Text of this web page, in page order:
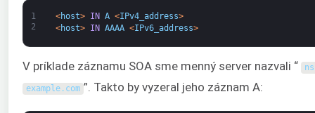
1
2
<host> IN A <IPv4_address>
<host> IN AAAA <IPv6_address>
V príklade záznamu SOA sme menný server nazvali “
example. com ”. Takto by vyzeral jeho záznam A: